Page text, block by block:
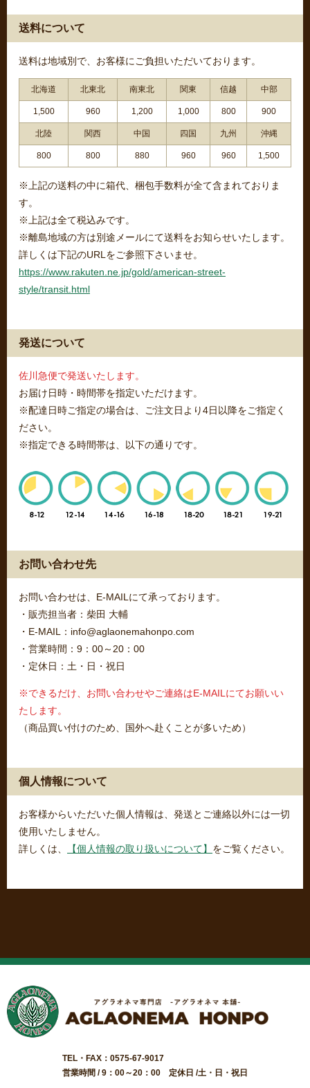
送料について
送料は地域別で、お客様にご負担いただいております。
北海道 北東北 南東北 関東 信越 中部
1,500 960 1,200 1,000 800 900
北陸 関西 中国 四国 九州 沖縄
800 800 880 960 960 1,500
※上記の送料の中に箱代、梱包手数料が全て含まれておりま
す。
※上記は全て税込みです。
※離島地域の方は別途メールにて送料をお知らせいたします。
詳しくは下記のURLをご参照下さいませ。
https://www.rakuten.ne.jp/gold/american-street-
style/transit.html
発送について
佐川急便で発送いたします。
お届け日時・時間帯を指定いただけます。
※配達日時ご指定の場合は、ご注文日より4日以降をご指定く
ださい。
※指定できる時間帯は、以下の通りです。
お問い合わせ先
お問い合わせは、E-MAILにて承っております。
・販売担当者：柴田 大輔
・E-MAIL：info@aglaonemahonpo.com
・営業時間：9：00～20：00
・定休日：土・日・祝日
※できるだけ、お問い合わせやご連絡はE-MAILにてお願いい
たします。
（商品買い付けのため、国外へ赴くことが多いため）
個人情報について
お客様からいただいた個人情報は、発送とご連絡以外には一切
使用いたしません。
詳しくは、
【個人情報の取り扱いについて】 をご覧ください。
TEL・FAX：0575-67-9017
営業時間 / 9：00～20：00 定休日 /土・日・祝日